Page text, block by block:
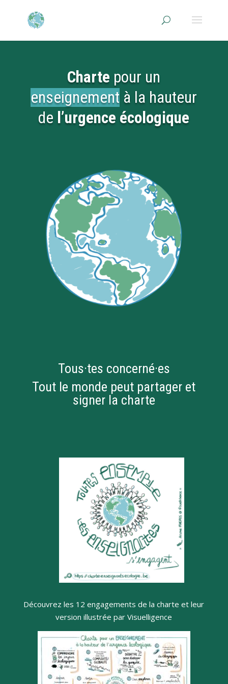
Charte pour un
enseignement à la hauteur
de l’urgence écologique
Tous·tes concerné·es
Tout le monde peut partager et
signer la charte
Découvrez les 12 engagements de la charte et leur
version illustrée par Visuelligence